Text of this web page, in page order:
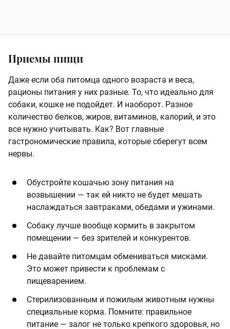
Приемы пищи
Даже если оба питомца одного возраста и веса,
рационы питания у них разные. То, что идеально для
собаки, кошке не подойдет. И наоборот. Разное
количество белков, жиров, витаминов, калорий, и это
все нужно учитывать. Как? Вот главные
гастрономические правила, которые сберегут всем
нервы.
Обустройте кошачью зону питания на
возвышении — так ей никто не будет мешать
наслаждаться завтраками, обедами и ужинами.
Собаку лучше вообще кормить в закрытом
помещении — без зрителей и конкурентов.
Не давайте питомцам обмениваться мисками.
Это может привести к проблемам с
пищеварением.
Стерилизованным и пожилым животным нужны
специальные корма. Помните: правильное
питание — залог не только крепкого здоровья, но